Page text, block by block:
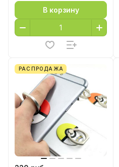
В корзину
РАСПРОДАЖА